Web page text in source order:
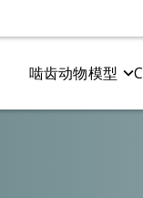
啮齿动物模型